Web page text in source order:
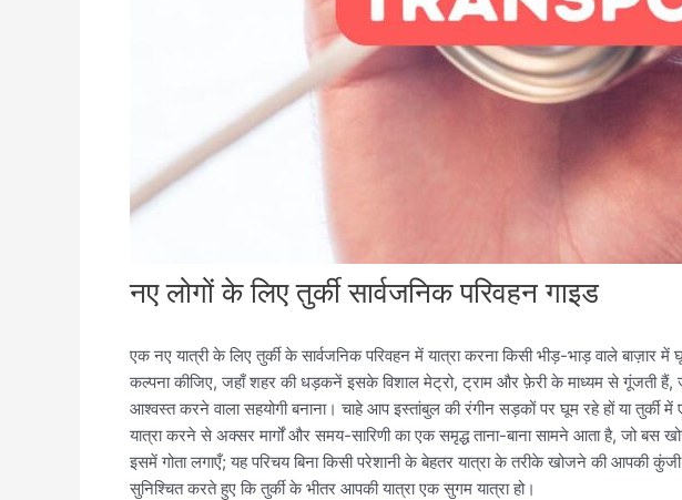
नए लोगों के लिए तुर्की सार्वजनिक परिवहन गाइड
एक नए यात्री के लिए तुर्की के सार्वजनिक परिवहन में यात्रा करना किसी भीड़-भाड़ वाले
कल्पना कीजिए, जहाँ शहर की धड़कनें इसके विशाल मेट्रो, ट्राम और फ़ेरी के माध्यम से गूंजती हैं,
आश्वस्त करने वाला सहयोगी बनाना। चाहे आप इस्तांबुल की रंगीन सड़कों पर घूम रहे हों या तुर्की में
यात्रा करने से अक्सर मार्गों और समय-सारिणी का एक समृद्ध ताना-बाना सामने आता है, जो बस
इसमें गोता लगाएँ; यह परिचय बिना किसी परेशानी के बेहतर यात्रा के तरीके खोजने की
सुनिश्चित करते हुए कि तुर्की के भीतर आपकी यात्रा एक सुगम यात्रा हो।